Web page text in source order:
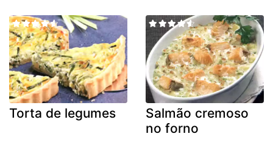
Torta de legumes
Salmão cremoso
no forno